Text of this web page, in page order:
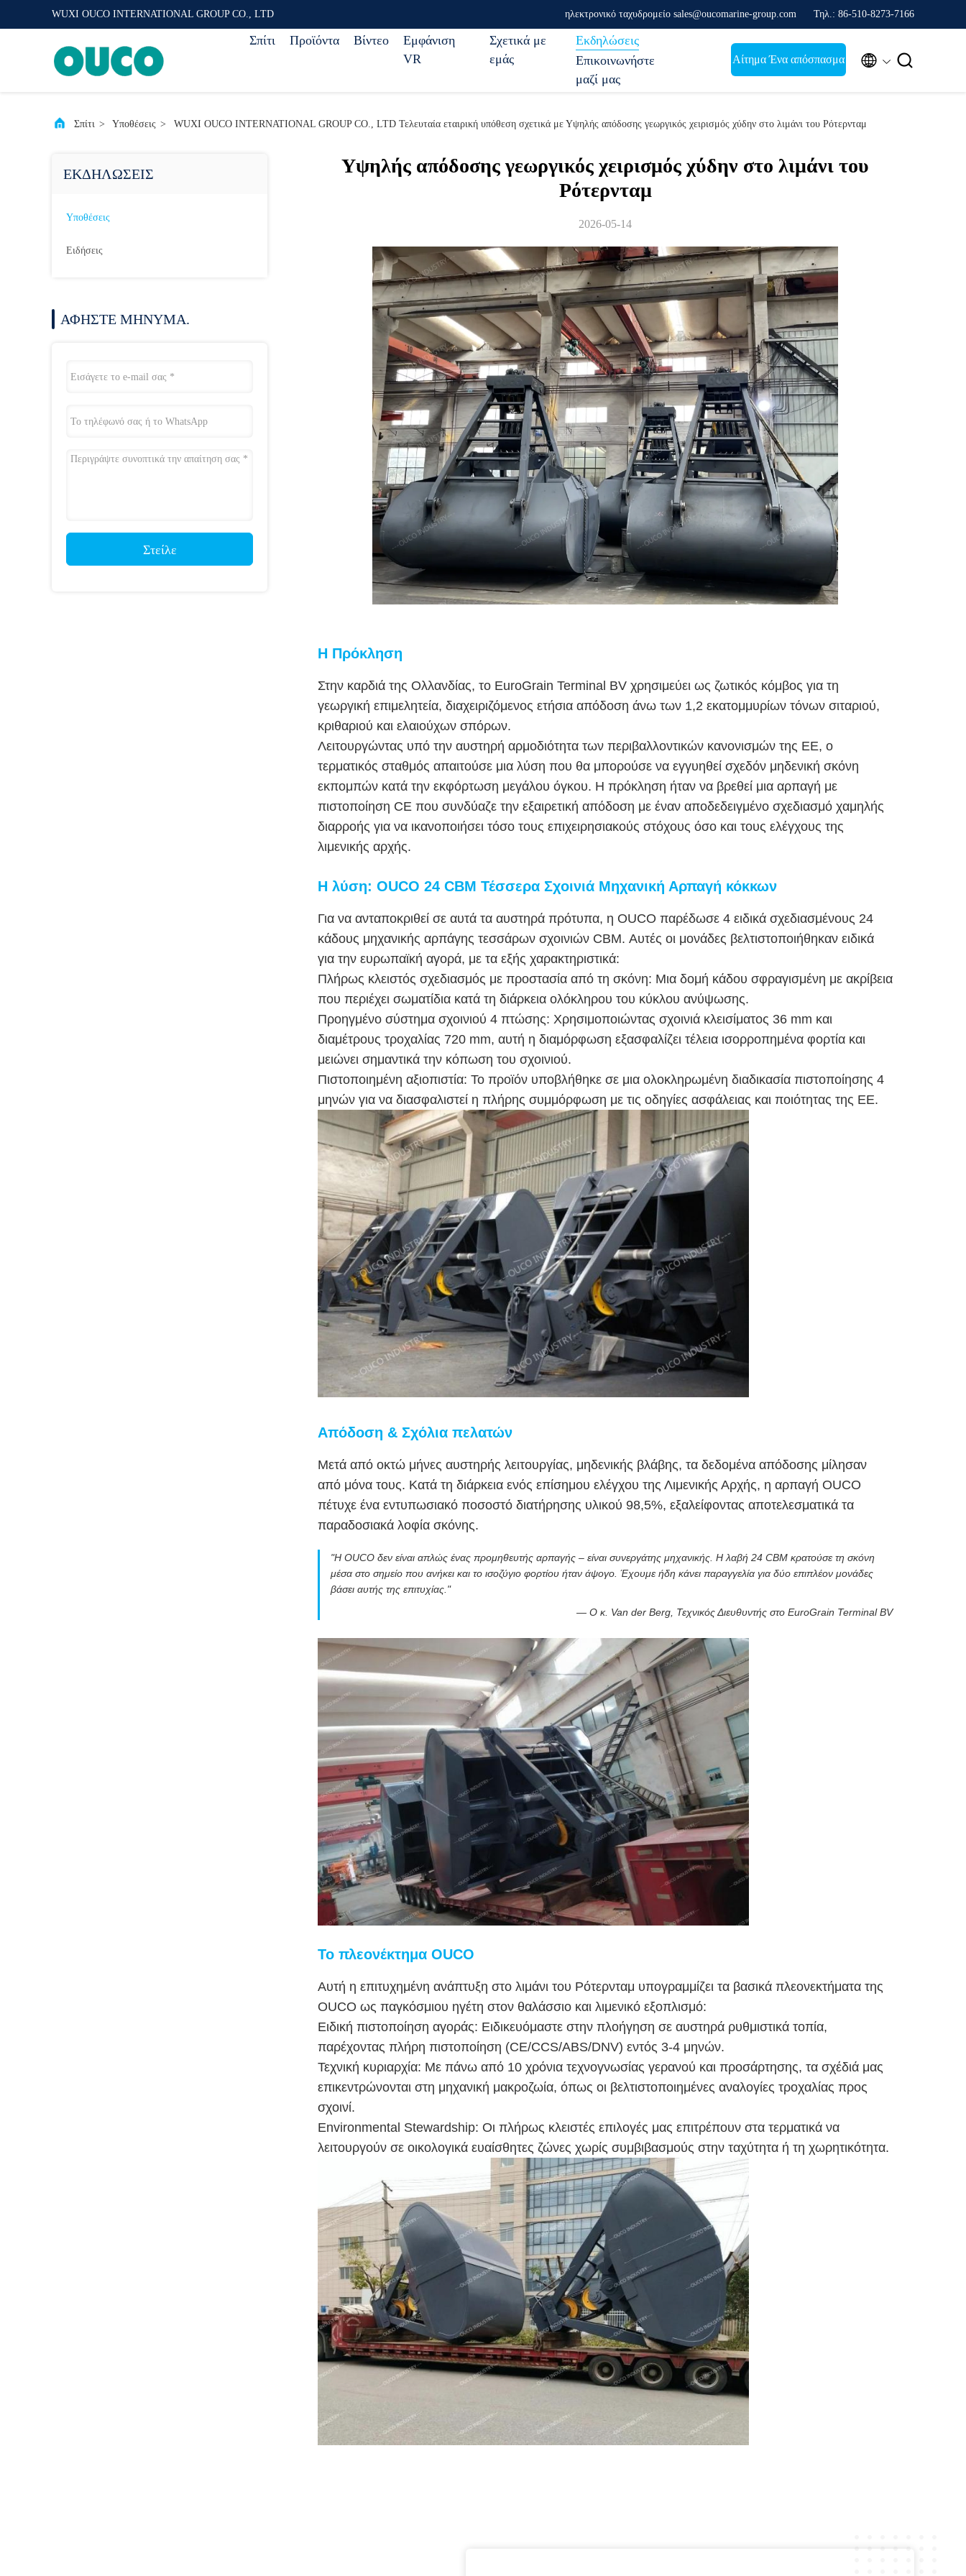
WUXI OUCO INTERNATIONAL GROUP CO., LTD ηλεκτρονικό ταχυδρομείο sales@oucomarine-group.com Τηλ.: 86-510-8273-7166
Σπίτι Προϊόντα Βίντεο
Εμφάνιση
VR
Σχετικά με
εμάς
Εκδηλώσεις
Επικοινωνήστε
μαζί μας
Αίτημα Ένα απόσπασμα  
Σπίτι > Υποθέσεις > WUXI OUCO INTERNATIONAL GROUP CO., LTD Τελευταία εταιρική υπόθεση σχετικά με Υψηλής απόδοσης γεωργικός χειρισμός χύδην στο λιμάνι του Ρότερνταμ
ΕΚΔΗΛΏΣΕΙΣ
Υποθέσεις
Ειδήσεις
ΑΦΉΣΤΕ ΜΉΝΥΜΑ.
Στείλε
Υψηλής απόδοσης γεωργικός χειρισμός χύδην στο λιμάνι του
Ρότερνταμ
2026-05-14
Η Πρόκληση
Στην καρδιά της Ολλανδίας, το EuroGrain Terminal BV χρησιμεύει ως ζωτικός κόμβος για τη
γεωργική επιμελητεία, διαχειριζόμενος ετήσια απόδοση άνω των 1,2 εκατομμυρίων τόνων σιταριού,
κριθαριού και ελαιούχων σπόρων.
Λειτουργώντας υπό την αυστηρή αρμοδιότητα των περιβαλλοντικών κανονισμών της ΕΕ, ο
τερματικός σταθμός απαιτούσε μια λύση που θα μπορούσε να εγγυηθεί σχεδόν μηδενική σκόνη
εκπομπών κατά την εκφόρτωση μεγάλου όγκου. Η πρόκληση ήταν να βρεθεί μια αρπαγή με
πιστοποίηση CE που συνδύαζε την εξαιρετική απόδοση με έναν αποδεδειγμένο σχεδιασμό χαμηλής
διαρροής για να ικανοποιήσει τόσο τους επιχειρησιακούς στόχους όσο και τους ελέγχους της
λιμενικής αρχής.
Η λύση: OUCO 24 CBM Τέσσερα Σχοινιά Μηχανική Αρπαγή κόκκων
Για να ανταποκριθεί σε αυτά τα αυστηρά πρότυπα, η OUCO παρέδωσε 4 ειδικά σχεδιασμένους 24
κάδους μηχανικής αρπάγης τεσσάρων σχοινιών CBM. Αυτές οι μονάδες βελτιστοποιήθηκαν ειδικά
για την ευρωπαϊκή αγορά, με τα εξής χαρακτηριστικά:
Πλήρως κλειστός σχεδιασμός με προστασία από τη σκόνη: Μια δομή κάδου σφραγισμένη με ακρίβεια
που περιέχει σωματίδια κατά τη διάρκεια ολόκληρου του κύκλου ανύψωσης.
Προηγμένο σύστημα σχοινιού 4 πτώσης: Χρησιμοποιώντας σχοινιά κλεισίματος 36 mm και
διαμέτρους τροχαλίας 720 mm, αυτή η διαμόρφωση εξασφαλίζει τέλεια ισορροπημένα φορτία και
μειώνει σημαντικά την κόπωση του σχοινιού.
Πιστοποιημένη αξιοπιστία: Το προϊόν υποβλήθηκε σε μια ολοκληρωμένη διαδικασία πιστοποίησης 4
μηνών για να διασφαλιστεί η πλήρης συμμόρφωση με τις οδηγίες ασφάλειας και ποιότητας της ΕΕ.
Απόδοση & Σχόλια πελατών
Μετά από οκτώ μήνες αυστηρής λειτουργίας, μηδενικής βλάβης, τα δεδομένα απόδοσης μίλησαν
από μόνα τους. Κατά τη διάρκεια ενός επίσημου ελέγχου της Λιμενικής Αρχής, η αρπαγή OUCO
πέτυχε ένα εντυπωσιακό ποσοστό διατήρησης υλικού 98,5%, εξαλείφοντας αποτελεσματικά τα
παραδοσιακά λοφία σκόνης.
"Η OUCO δεν είναι απλώς ένας προμηθευτής αρπαγής – είναι συνεργάτης μηχανικής. Η λαβή 24 CBM κρατούσε τη σκόνη
μέσα στο σημείο που ανήκει και το ισοζύγιο φορτίου ήταν άψογο. Έχουμε ήδη κάνει παραγγελία για δύο επιπλέον μονάδες
βάσει αυτής της επιτυχίας."
— Ο κ. Van der Berg, Τεχνικός Διευθυντής στο EuroGrain Terminal BV
Το πλεονέκτημα OUCO
Αυτή η επιτυχημένη ανάπτυξη στο λιμάνι του Ρότερνταμ υπογραμμίζει τα βασικά πλεονεκτήματα της
OUCO ως παγκόσμιου ηγέτη στον θαλάσσιο και λιμενικό εξοπλισμό:
Ειδική πιστοποίηση αγοράς: Ειδικευόμαστε στην πλοήγηση σε αυστηρά ρυθμιστικά τοπία,
παρέχοντας πλήρη πιστοποίηση (CE/CCS/ABS/DNV) εντός 3-4 μηνών.
Τεχνική κυριαρχία: Με πάνω από 10 χρόνια τεχνογνωσίας γερανού και προσάρτησης, τα σχέδιά μας
επικεντρώνονται στη μηχανική μακροζωία, όπως οι βελτιστοποιημένες αναλογίες τροχαλίας προς
σχοινί.
Environmental Stewardship: Οι πλήρως κλειστές επιλογές μας επιτρέπουν στα τερματικά να
λειτουργούν σε οικολογικά ευαίσθητες ζώνες χωρίς συμβιβασμούς στην ταχύτητα ή τη χωρητικότητα.